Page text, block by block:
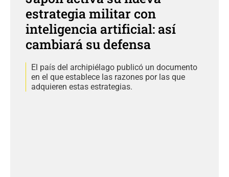
estrategia militar con
inteligencia artificial: así
cambiará su defensa
El país del archipiélago publicó un documento
en el que establece las razones por las que
adquieren estas estrategias.